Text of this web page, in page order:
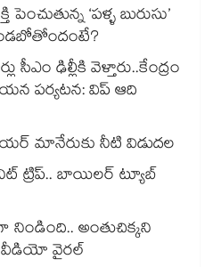
పెంచుతున్న ‘పళ్ళ బురుసు’
సీఎం ఢిల్లీకి వెళ్తారు..కేంద్రం
పర్యటన: విప్ ఆది
మానేరుకు నీటి విడుదల
ట్రిప్.. బాయిలర్ ట్యూబ్
నిండింది.. అంతుచిక్కని
వైరల్